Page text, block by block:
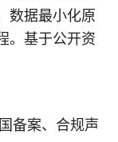
数据最小化原
。基于公开资
备案、合规声